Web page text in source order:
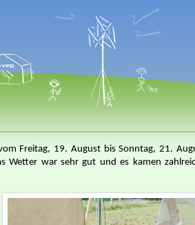
Freitag, 19. August bis Sonntag, 21.
Wetter war sehr gut und es kamen